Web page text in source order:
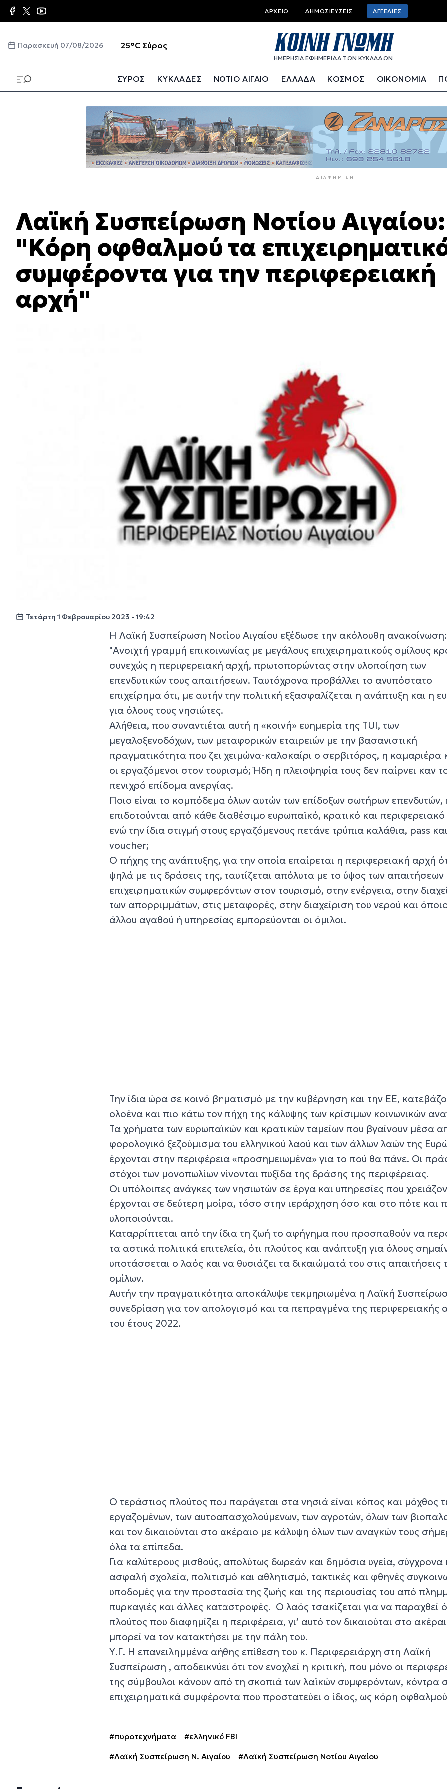
Παράκαμψη
προς
κυρίως
Top
bar
menu
ΑΡΧΕΊΟ ΔΗΜΟΣΙΕΎΣΕΙΣ ΑΓΓΕΛΊΕΣ
Παρασκευή 07/08/2026 25°C Σύρος
ΗΜΕΡΗΣΙΑ ΕΦΗΜΕΡΙΔΑ ΤΩΝ ΚΥΚΛΑΔΩΝ
ΣΥΡΟΣ ΚΥΚΛΑΔΕΣ ΝΟΤΙΟ ΑΙΓΑΙΟ ΕΛΛΑΔΑ ΚΟΣΜΟΣ ΟΙΚΟΝΟΜΙΑ
ΔΙΑΦΉΜΙΣΗ
Λαϊκή Συσπείρωση Νοτίου Αιγαίου:
"Κόρη οφθαλμού τα
συμφέροντα για την περιφερειακή
αρχή"
Τετάρτη 1 Φεβρουαρίου 2023 - 19:42
Η Λαϊκή Συσπείρωση Νοτίου Αιγαίου εξέδωσε την ακόλουθη ανακοίνωση:
"Ανοιχτή γραμμή επικοινωνίας με μεγάλους επιχειρηματικούς ομίλους
συνεχώς η περιφερειακή αρχή, πρωτοπορώντας στην υλοποίηση των
επενδυτικών τους απαιτήσεων. Ταυτόχρονα προβάλλει το ανυπόστατο
επιχείρημα ότι, με αυτήν την πολιτική εξασφαλίζεται η ανάπτυξη και η
για όλους τους νησιώτες.
Αλήθεια, που συναντιέται αυτή η «κοινή» ευημερία της TUI, των
μεγαλοξενοδόχων, των μεταφορικών εταιρειών με την βασανιστική
πραγματικότητα που ζει χειμώνα-καλοκαίρι ο σερβιτόρος, η καμαριέρα
οι εργαζόμενοι στον τουρισμό; Ήδη η πλειοψηφία τους δεν παίρνει καν
πενιχρό επίδομα ανεργίας.
Ποιο είναι το κομπόδεμα όλων αυτών των επίδοξων σωτήρων επενδυτών,
επιδοτούνται από κάθε διαθέσιμο ευρωπαϊκό, κρατικό και περιφερειακό
ενώ την ίδια στιγμή στους εργαζόμενους πετάνε τρύπια καλάθια, pass και
voucher;
Ο πήχης της ανάπτυξης, για την οποία επαίρεται η περιφερειακή αρχή
ψηλά με τις δράσεις της, ταυτίζεται απόλυτα με το ύψος των απαιτήσεων
επιχειρηματικών συμφερόντων στον τουρισμό, στην ενέργεια, στην
των απορριμμάτων, στις μεταφορές, στην διαχείριση του νερού και
άλλου αγαθού ή υπηρεσίας εμπορεύονται οι όμιλοι.
Την ίδια ώρα σε κοινό βηματισμό με την κυβέρνηση και την ΕΕ,
ολοένα και πιο κάτω τον πήχη της κάλυψης των κρίσιμων κοινωνικών
Τα χρήματα των ευρωπαϊκών και κρατικών ταμείων που βγαίνουν μέσα
φορολογικό ξεζούμισμα του ελληνικού λαού και των άλλων λαών της
έρχονται στην περιφέρεια «προσημειωμένα» για το πού θα πάνε. Οι
στόχοι των μονοπωλίων γίνονται πυξίδα της δράσης της περιφέρειας.
Οι υπόλοιπες ανάγκες των νησιωτών σε έργα και υπηρεσίες που
έρχονται σε δεύτερη μοίρα, τόσο στην ιεράρχηση όσο και στο πότε και
υλοποιούνται.
Καταρρίπτεται από την ίδια τη ζωή το αφήγημα που προσπαθούν να
τα αστικά πολιτικά επιτελεία, ότι πλούτος και ανάπτυξη για όλους
υποτάσσεται ο λαός και να θυσιάζει τα δικαιώματά του στις απαιτήσεις
ομίλων.
Αυτήν την πραγματικότητα αποκάλυψε τεκμηριωμένα η Λαϊκή
συνεδρίαση για τον απολογισμό και τα πεπραγμένα της περιφερειακής
του έτους 2022.
Ο τεράστιος πλούτος που παράγεται στα νησιά είναι κόπος και μόχθος
εργαζομένων, των αυτοαπασχολούμενων, των αγροτών, όλων των
και τον δικαιούνται στο ακέραιο με κάλυψη όλων των αναγκών τους
όλα τα επίπεδα.
Για καλύτερους μισθούς, απολύτως δωρεάν και δημόσια υγεία, σύγχρονα
ασφαλή σχολεία, πολιτισμό και αθλητισμό, τακτικές και φθηνές
υποδομές για την προστασία της ζωής και της περιουσίας του από
πυρκαγιές και άλλες καταστροφές. Ο λαός τσακίζεται για να παραχθεί
πλούτος που διαφημίζει η περιφέρεια, γι’ αυτό τον δικαιούται στο
μπορεί να τον κατακτήσει με την πάλη του.
Υ.Γ. Η επανειλημμένα αήθης επίθεση του κ. Περιφερειάρχη στη Λαϊκή
Συσπείρωση , αποδεικνύει ότι τον ενοχλεί η κριτική, που μόνο οι
της σύμβουλοι κάνουν από τη σκοπιά των λαϊκών συμφερόντων, κόντρα
επιχειρηματικά συμφέροντα που προστατεύει ο ίδιος, ως κόρη
#πυροτεχνήματα
#ελληνικό FBI
#Λαϊκή Συσπείρωση Ν. Αιγαίου
#Λαϊκή Συσπείρωση Νοτίου Αιγαίου